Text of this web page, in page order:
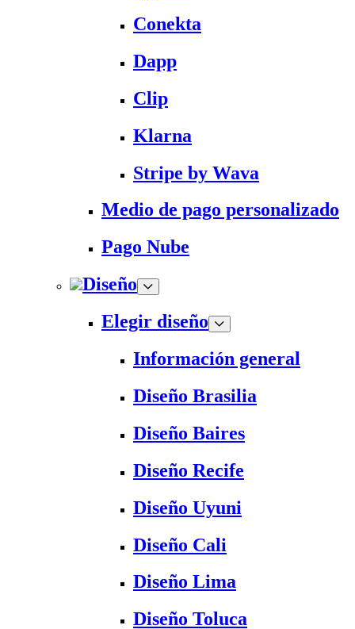
Conekta
Dapp
Clip
Klarna
Stripe by Wava
Medio de pago personalizado
Pago Nube
Diseño
Elegir diseño
Información general
Diseño Brasilia
Diseño Baires
Diseño Recife
Diseño Uyuni
Diseño Cali
Diseño Lima
Diseño Toluca